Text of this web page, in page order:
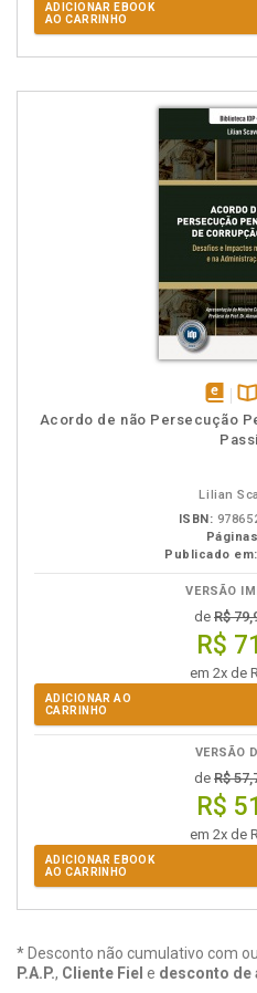
ADICIONAR EBOOK
AO CARRINHO
em
na
Acordo de não Persecução
Lilian
ISBN:
Publicado em:
VERSÃO
de R$
R$
em 2x de
ADICIONAR AO
CARRINHO
VERSÃO
de R$
R$
em 2x de
ADICIONAR EBOOK
AO CARRINHO
* Desconto não cumulativo com
P.A.P., Cliente Fiel e desconto de